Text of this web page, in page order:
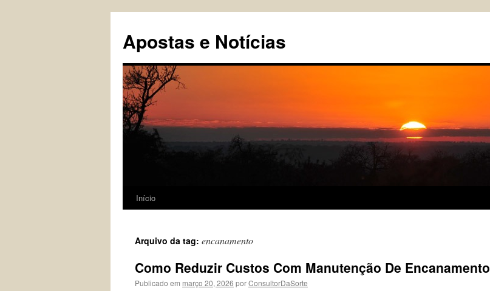
conteúdo
Apostas e Notícias
Início
Arquivo da tag: encanamento
Como Reduzir Custos Com Manutenção De Encanamento
Publicado em março 20, 2026 porConsultorDaSorte